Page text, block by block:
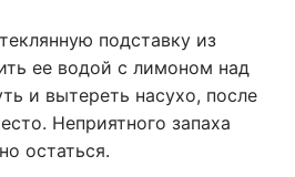
подставку из
ее водой с лимоном над
и вытереть насухо, после
Неприятного запаха
остаться.